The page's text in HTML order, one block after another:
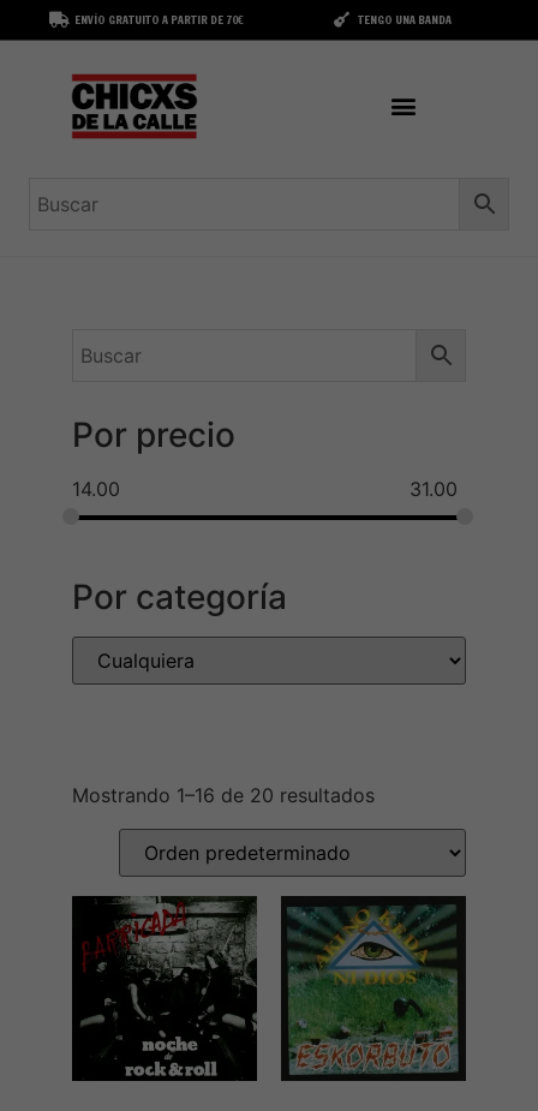
ENVÍO GRATUITO A PARTIR DE 70€ TENGO UNA BANDA
Por precio
14.00 31.00
Por categoría
Mostrando 1–16 de 20 resultados